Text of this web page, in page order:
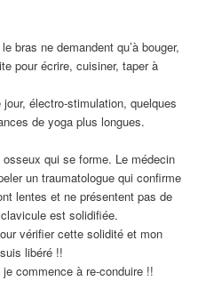
bras ne demandent qu’à bouger,
pour écrire, cuisiner, taper à
électro-stimulation, quelques
de yoga plus longues.
qui se forme. Le médecin
un traumatologue qui confirme
lentes et ne présentent pas de
est solidifiée.
vérifier cette solidité et mon
libéré !!
commence à re-conduire !!